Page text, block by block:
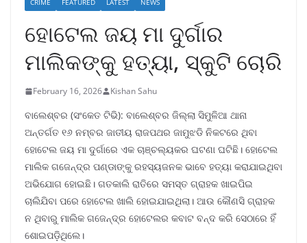
CRIME FEATURED LATEST NEWS
ହୋଟେଲ ଜୟ ମା ଦୁର୍ଗାର
ମାଲିକଙ୍କୁ ହତ୍ୟା, ସ୍କୁଟି ଚୋରି
February 16, 2026 Kishan Sahu
ବାଲେଶ୍ବର (ସଂକେତ ଟିଭି): ବାଲେଶ୍ବର ଜିଲ୍ଲା ସିମୁଳିଆ ଥାନା
ଅନ୍ତର୍ଗତ ୧୬ ନମ୍ବର ଜାତୀୟ ରାଜପଥର ଜାମୁଝଡି ନିକଟରେ ଥିବା
ହୋଟେଲ ଜୟ ମା ଦୁର୍ଗାରେ ଏକ ଚାଞ୍ଚଲ୍ୟକର ଘଟଣା ଘଟିଛି। ହୋଟେଲ
ମାଲିକ ଗଜେନ୍ଦ୍ର ପଣ୍ଡାଙ୍କୁ ରହସ୍ୟଜନକ ଭାବେ ହତ୍ୟା କରାଯାଇଥିବା
ଅଭିଯୋଗ ହୋଇଛି। ଗତକାଲି ରାତିରେ ସମସ୍ତ ଗ୍ରାହକ ଖାଇପିଇ
ଚାଲିଯିବା ପରେ ହୋଟେଲ ଖାଲି ହୋଇଯାଇଥିଲା। ଆଉ କୌଣସି ଗ୍ରାହକ
ନ ଥିବାରୁ ମାଲିକ ଗଜେନ୍ଦ୍ର ହୋଟେଲର କବାଟ ବନ୍ଦ କରି ସେଠାରେ ହିଁ
ଶୋଇପଡ଼ିଥିଲେ।